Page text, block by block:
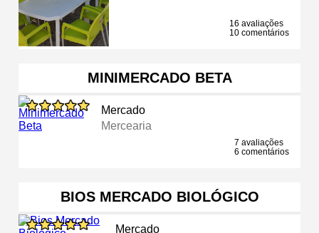
16 avaliações
10 comentários
MINIMERCADO BETA
Mercado
Mercearia
7 avaliações
6 comentários
BIOS MERCADO BIOLÓGICO
Mercado